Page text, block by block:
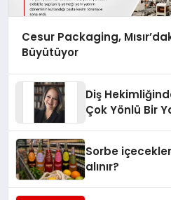
Cesur Packaging,
Büyütüyor
Diş
Çok Yönlü Bir
Sorbe
alınır?